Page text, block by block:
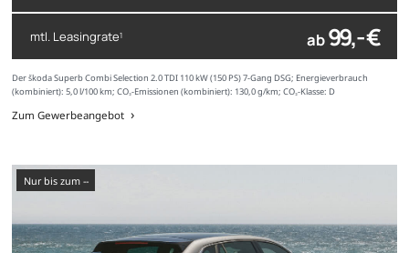
mtl. Leasingrate1 ab99,- €
Der Škoda Superb Combi Selection 2.0 TDI 110 kW (150 PS) 7-Gang DSG; Energieverbrauch
(kombiniert): 5,0 l/100 km; CO₂-Emissionen (kombiniert): 130,0 g/km; CO₂-Klasse: D
Zum Gewerbeangebot
nur bis zum --